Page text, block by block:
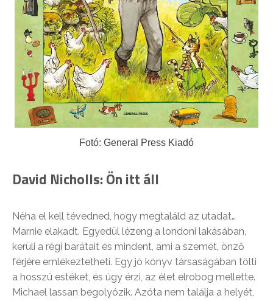
Fotó: General Press Kiadó
David Nicholls: Ön itt áll
Néha el kell tévedned, hogy megtaláld az utadat…
Marnie elakadt. Egyedül lézeng a londoni lakásában,
kerüli a régi barátait és mindent, ami a szemét, önző
férjére emlékeztetheti. Egy jó könyv társaságában tölti
a hosszú estéket, és úgy érzi, az élet elrobog mellette.
Michael lassan begolyózik. Azóta nem találja a helyét,